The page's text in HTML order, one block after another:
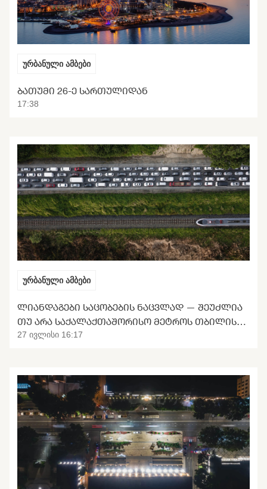
ურბანული ამბები
ᲑᲐᲗᲣᲛᲘ 26-Ე ᲡᲐᲠᲗᲣᲚᲘᲓᲐᲜ
17:38
ურბანული ამბები
ᲚᲘᲐᲜᲓᲐᲒᲔᲑᲘ ᲡᲐᲪᲝᲑᲔᲑᲘᲡ ᲜᲐᲪᲕᲚᲐᲓ — ᲨᲔᲣᲫᲚᲘᲐ
ᲗᲣ ᲐᲠᲐ ᲡᲐᲥᲐᲚᲐᲥᲗᲐᲨᲝᲠᲘᲡᲝ ᲛᲔᲢᲠᲝᲡ ᲗᲑᲘᲚᲘᲡᲘᲡ
ᲒᲐᲜᲢᲕᲘᲠᲗᲕᲐ
27 ივლისი 16:17